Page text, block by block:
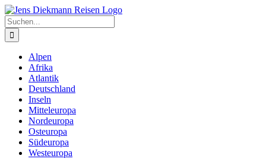
Zum
Inhalt
springen
Suche
nach:
Alpen
Afrika
Atlantik
Deutschland
Inseln
Mitteleuropa
Nordeuropa
Osteuropa
Südeuropa
Westeuropa